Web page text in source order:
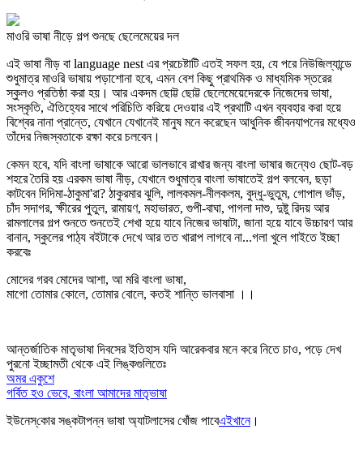
মাওরি ভাষা নীড়ে গল্প শুনছে ছেলেমেয়ের দল
এই ভাষা নীড় বা language nest এর প্রচেষ্টাটি এতই সফল হয়, যে পরে নিউজিল্যান্ডে
শুধুমাত্র মাওরি ভাষায় পড়াশোনা হবে, এমন বেশ কিছু প্রাথমিক ও মাধ্যমিক স্তরের
স্কুলও প্রতিষ্ঠা করা হয়। আর একদম ছোট্ট ছোট্ট ছেলেমেয়েদেরকে নিজেদের ভাষা,
সংস্কৃতি, ঐতিহ্যের সাথে পরিচিতি করিয়ে দেওয়ার এই প্রথাটি এখন ব্যবহার করা হয়ে
বিশ্বের নানা প্রান্তে, যেখানে যেখানেই মানুষ মনে করেছেন আধুনিক জীবনযাপনের মধ্যেও
তাঁদের নিজস্বতাকে রক্ষা করে চলবেন।
কেমন হবে, যদি বাংলা ভাষাকে আরো ভালভাবে রাখার জন্য বাংলা ভাষার জন্যেও ছোট-বড়
শহরে তৈরি হয় এরকম ভাষা নীড়, যেখানে শুধুমাত্র বাংলা ভাষাতেই গল্প বলবেন, ছড়া
কাটবেন দিদিমা-ঠাকুমা'রা? ঠাকুরমার ঝুলি, লালকমল-নীলকলম, বুদ্ধু-ভুতুম, গোপাল ভাঁড়,
চাঁদ সদাগর, ক্ষীরের পুতুল, রামায়ণ, মহাভারত, গুপী-বাঘা, পাগলা দাশু, দুষ্টু রিদয় আর
রামলালের গল্প শুনতে শুনতেই শেখা হয়ে যাবে নিজের ভাষাটা, জানা হয়ে যাবে উচ্চারণ আর
বানান, স্কুলের পাঠ্য বইটাকে দেখে আর তত খারাপ লাগবে না...গলা খুলে গাইতে ইচ্ছা
করবেঃ
মোদের গরব মোদের আশা, আ মরি বাংলা ভাষা,
মাগো তোমার কোলে, তোমার বোলে, কতই শান্তি ভালবাসা ।।
আন্তর্জাতিক মাতৃভাষা দিবসের ইতিহাস যদি আরেকবার মনে করে নিতে চাও, পড়ে দেখ
পুরনো ইচ্ছামতী থেকে এই লিঙ্কগুলিতেঃ
অমর একুশে
গর্বিত হও ভেবে, বাংলা আমাদের মাতৃভাষা
ইউনেস্‌কোর সঙ্কটাপন্ন ভাষা অ্যাটলাসের খোঁজ পাবেএইখানে।